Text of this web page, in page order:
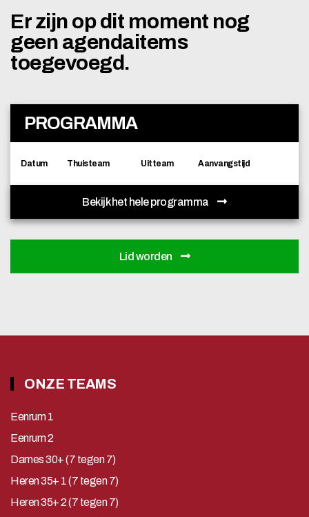
Er zijn op dit moment nog
geen agendaitems
toegevoegd.
PROGRAMMA
Datum Thuisteam Uitteam Aanvangstijd
Bekijk het hele programma
Lid worden
ONZE TEAMS
Eenrum 1
Eenrum 2
Dames 30+ (7 tegen 7)
Heren 35+ 1 (7 tegen 7)
Heren 35+ 2 (7 tegen 7)